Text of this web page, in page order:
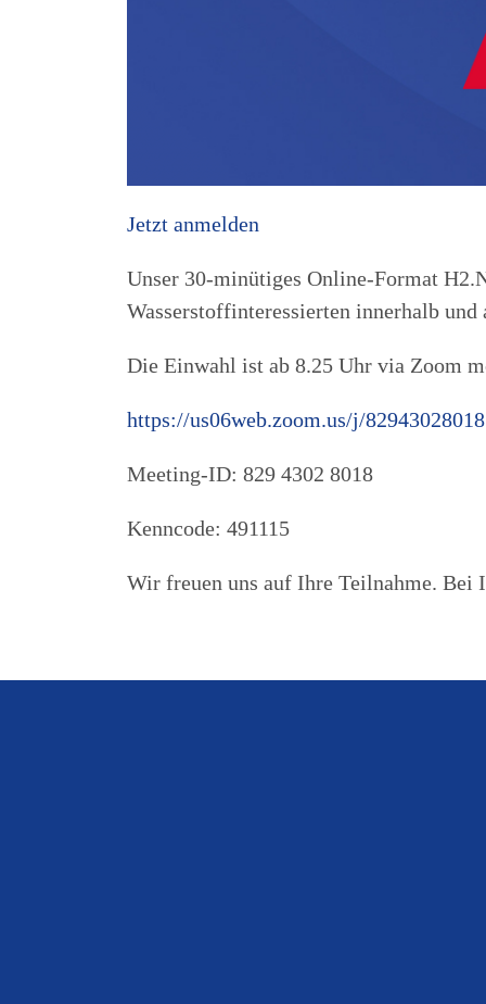
Jetzt anmelden
Unser 30-minütiges Online-Format
Wasserstoffinteressierten innerhalb
Die Einwahl ist ab 8.25 Uhr via Zoom
https://us06web.zoom.us/j/
Meeting-ID: 829 4302 8018
Kenncode: 491115
Wir freuen uns auf Ihre Teilnahme. Bei